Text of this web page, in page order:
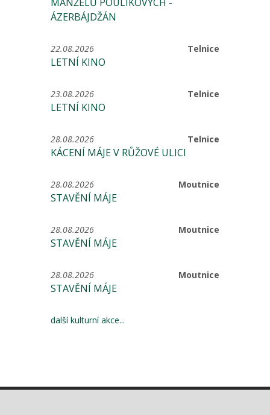
ÁZERBÁJDŽÁN
Telnice
22.08.2026
LETNÍ KINO
Telnice
23.08.2026
LETNÍ KINO
Telnice
28.08.2026
KÁCENÍ MÁJE V RŮŽOVÉ ULICI
Moutnice
28.08.2026
STAVĚNÍ MÁJE
Moutnice
28.08.2026
STAVĚNÍ MÁJE
Moutnice
28.08.2026
STAVĚNÍ MÁJE
další kulturní akce...